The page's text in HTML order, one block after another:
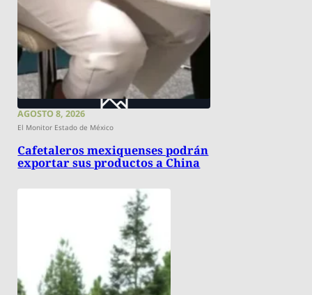
AGOSTO 8, 2026
El Monitor Estado de México
Cafetaleros mexiquenses podrán
exportar sus productos a China